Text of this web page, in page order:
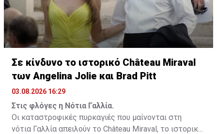
Σε κίνδυνο το ιστορικό Château Miraval
των Angelina Jolie και Brad Pitt
03.08.2026 16:29
Στις φλόγες η Νότια Γαλλία.
Οι καταστροφικές πυρκαγιές που μαίνονται στη
νότια Γαλλία απειλούν το Château Miraval, το ιστορικό